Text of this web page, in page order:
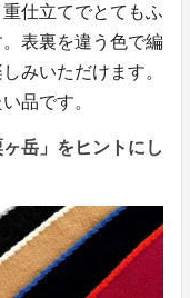
仕立てでとてもふ
表裏を違う色で編
みいただけます。
品です。
岳」をヒントにし